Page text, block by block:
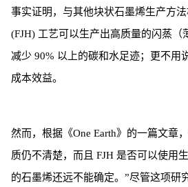
事实证明，与其他块状石墨烯生产方
(FJH) 工艺可以生产出高质量的闪蒸（
减少 90% 以上的碳和水足迹；更不用
成本效益。
然而，根据《One Earth》的一篇文章
质仍不清楚，而且 FJH 是否可以使用
的石墨烯还远不能确定。”尽管这项研